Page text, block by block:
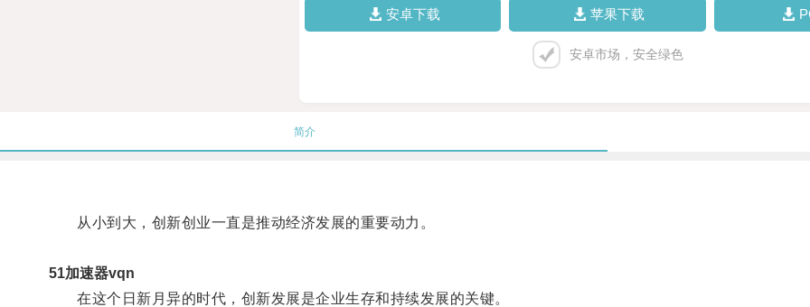
安卓下载 苹果下载
安卓市场，安全绿色
简介
从小到大，创新创业一直是推动经济发展的重要动力。
51加速器vqn
在这个日新月异的时代，创新发展是企业生存和持续发展的关键。